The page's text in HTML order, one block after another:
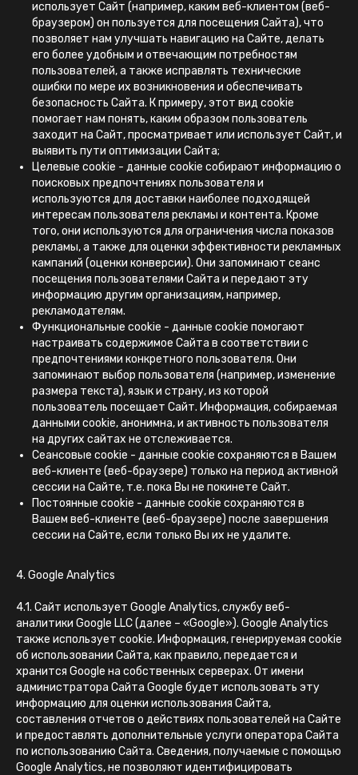
использует Сайт (например, каким веб-клиентом (веб-
браузером) он пользуется для посещения Сайта), что
позволяет нам улучшать навигацию на Сайте, делать
его более удобным и отвечающим потребностям
пользователей, а также исправлять технические
ошибки по мере их возникновения и обеспечивать
безопасность Сайта. К примеру, этот вид cookie
помогает нам понять, каким образом пользователь
заходит на Сайт, просматривает или использует Сайт, и
выявить пути оптимизации Сайта;
Целевые cookie - данные cookie собирают информацию о
поисковых предпочтениях пользователя и
используются для доставки наиболее подходящей
интересам пользователя рекламы и контента. Кроме
того, они используются для ограничения числа показов
рекламы, а также для оценки эффективности рекламных
кампаний (оценки конверсии). Они запоминают сеанс
посещения пользователями Сайта и передают эту
информацию другим организациям, например,
рекламодателям.
Функциональные cookie - данные cookie помогают
настраивать содержимое Сайта в соответствии с
предпочтениями конкретного пользователя. Они
запоминают выбор пользователя (например, изменение
размера текста), язык и страну, из которой
пользователь посещает Сайт. Информация, собираемая
данными cookie, анонимна, и активность пользователя
на других сайтах не отслеживается.
Сеансовые cookie - данные cookie сохраняются в Вашем
веб-клиенте (веб-браузере) только на период активной
сессии на Сайте, т.е. пока Вы не покинете Сайт.
Постоянные cookie - данные cookie сохраняются в
Вашем веб-клиенте (веб-браузере) после завершения
сессии на Сайте, если только Вы их не удалите.
4. Google Analytics
4.1. Сайт использует Google Analytics, службу веб-
аналитики Google LLC (далее – «Google»). Google Analytics
также использует cookie. Информация, генерируемая cookie
об использовании Сайта, как правило, передается и
хранится Google на собственных серверах. От имени
администратора Сайта Google будет использовать эту
информацию для оценки использования Сайта,
составления отчетов о действиях пользователей на Сайте
и предоставлять дополнительные услуги оператора Сайта
по использованию Сайта. Сведения, получаемые с помощью
Google Analytics, не позволяют идентифицировать